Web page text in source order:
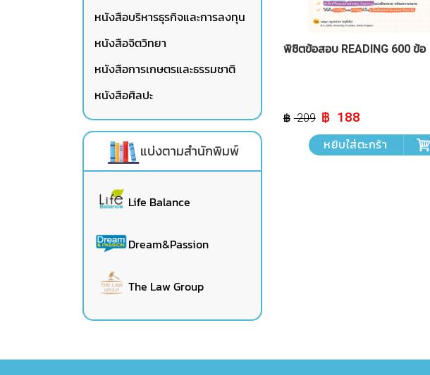
หนังสือบริหารธุรกิจและการลงทุน
หนังสือจิตวิทยา
หนังสือการเกษตรและธรรมชาติ
หนังสือศิลปะ
แบ่งตามสำนักพิมพ์
Life Balance
Dream&Passion
The Law Group
พิชิตข้อสอบ READING 600 ข้อ
209 Original
price
was:
฿ 209.
188Current
price
is:
฿ 188.
หยิบใส่ตะกร้า